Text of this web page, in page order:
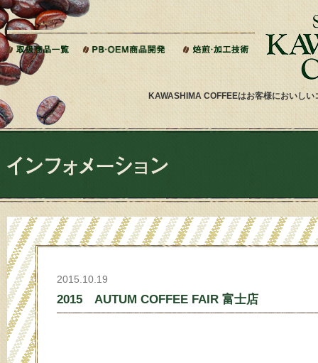
KAWASHIMA COFFEEはお客様においし
本文へジャンプ
2015.10.19
2015 AUTUM COFFEE FAIR 富士店